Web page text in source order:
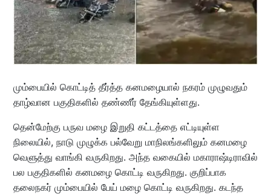
மும்பையில் கொட்டித் தீர்த்த கனமழையால் நகரம் முழுவதும்
தாழ்வான பகுதிகளில் தண்ணீர் தேங்கியுள்ளது.
தென்மேற்கு பருவ மழை இறுதி கட்டத்தை எட்டியுள்ள
நிலையில், நாடு முழுக்க பல்வேறு மாநிலங்களிலும் கனமழை
வெளுத்து வாங்கி வருகிறது. அந்த வகையில் மகாராஷ்டிராவில்
பல பகுதிகளில் கனமழை கொட்டி வருகிறது. குறிப்பாக
தலைநகர் மும்பையில் பேய் மழை கொட்டி வருகிறது. கடந்த